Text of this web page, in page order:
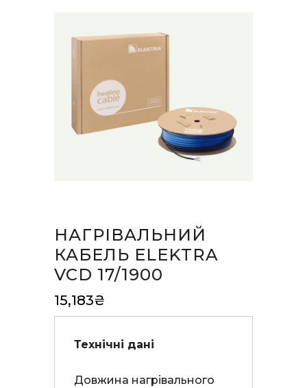
НАГРІВАЛЬНИЙ
КАБЕЛЬ ELEKTRA
VCD 17/1900
15,183₴
Технічні дані
Довжина нагрівального